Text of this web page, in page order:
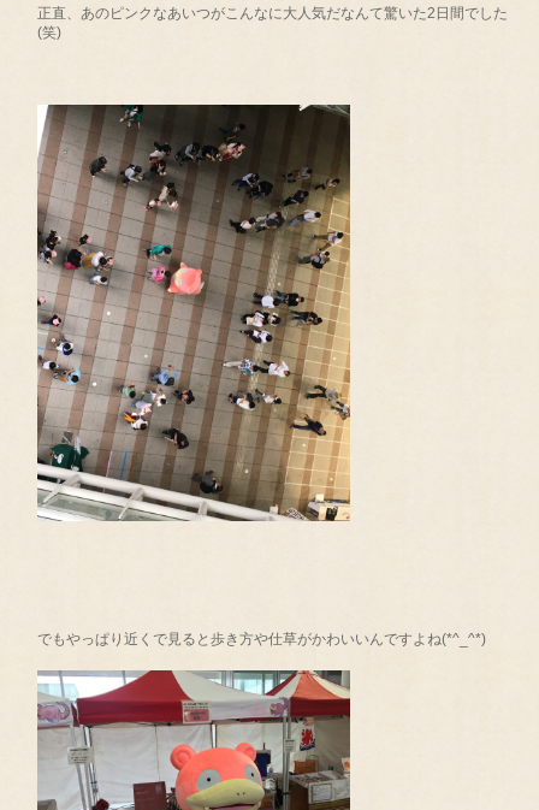
正直、あのピンクなあいつがこんなに大人気だなんて驚いた2日間でした
(笑)
でもやっぱり近くで見ると歩き方や仕草がかわいいんですよね(*^_^*)